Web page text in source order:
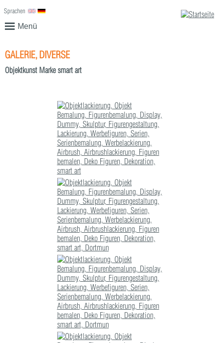
Menü
Sprachen English
GALERIE, DIVERSE
Objektkunst Marke smart art